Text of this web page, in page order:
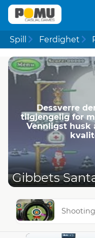
Spill Ferdighet
Dessverre
tilgjengelig for
Vennligst husk
Gibbets
Shooting